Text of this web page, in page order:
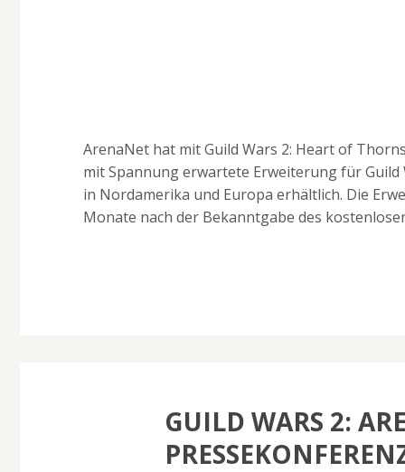
ArenaNet hat mit Guild Wars 2: Heart of
mit Spannung erwartete Erweiterung für
in Nordamerika und Europa erhältlich. Die
Monate nach der Bekanntgabe des
GUILD WARS 2: